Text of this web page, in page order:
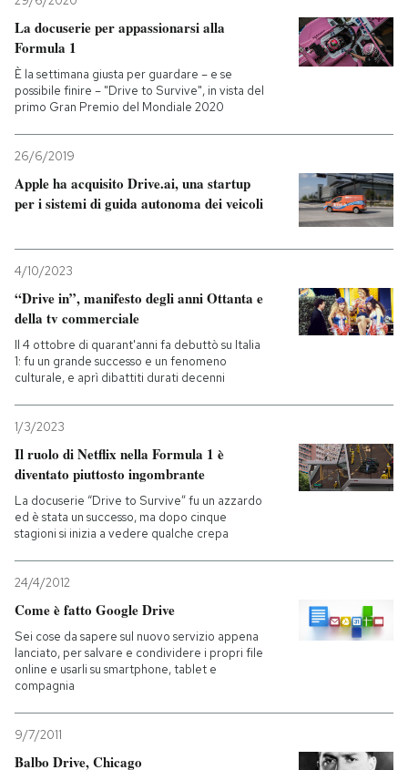
La docuserie per appassionarsi alla
Formula 1
È la settimana giusta per guardare – e se
possibile finire – "Drive to Survive", in vista del
primo Gran Premio del Mondiale 2020
26/6/2019
Apple ha acquisito Drive.ai, una startup
per i sistemi di guida autonoma dei veicoli
4/10/2023
“Drive in”, manifesto degli anni Ottanta e
della tv commerciale
Il 4 ottobre di quarant'anni fa debuttò su Italia
1: fu un grande successo e un fenomeno
culturale, e aprì dibattiti durati decenni
1/3/2023
Il ruolo di Netflix nella Formula 1 è
diventato piuttosto ingombrante
La docuserie “Drive to Survive” fu un azzardo
ed è stata un successo, ma dopo cinque
stagioni si inizia a vedere qualche crepa
24/4/2012
Come è fatto Google Drive
Sei cose da sapere sul nuovo servizio appena
lanciato, per salvare e condividere i propri file
online e usarli su smartphone, tablet e
compagnia
9/7/2011
Balbo Drive, Chicago